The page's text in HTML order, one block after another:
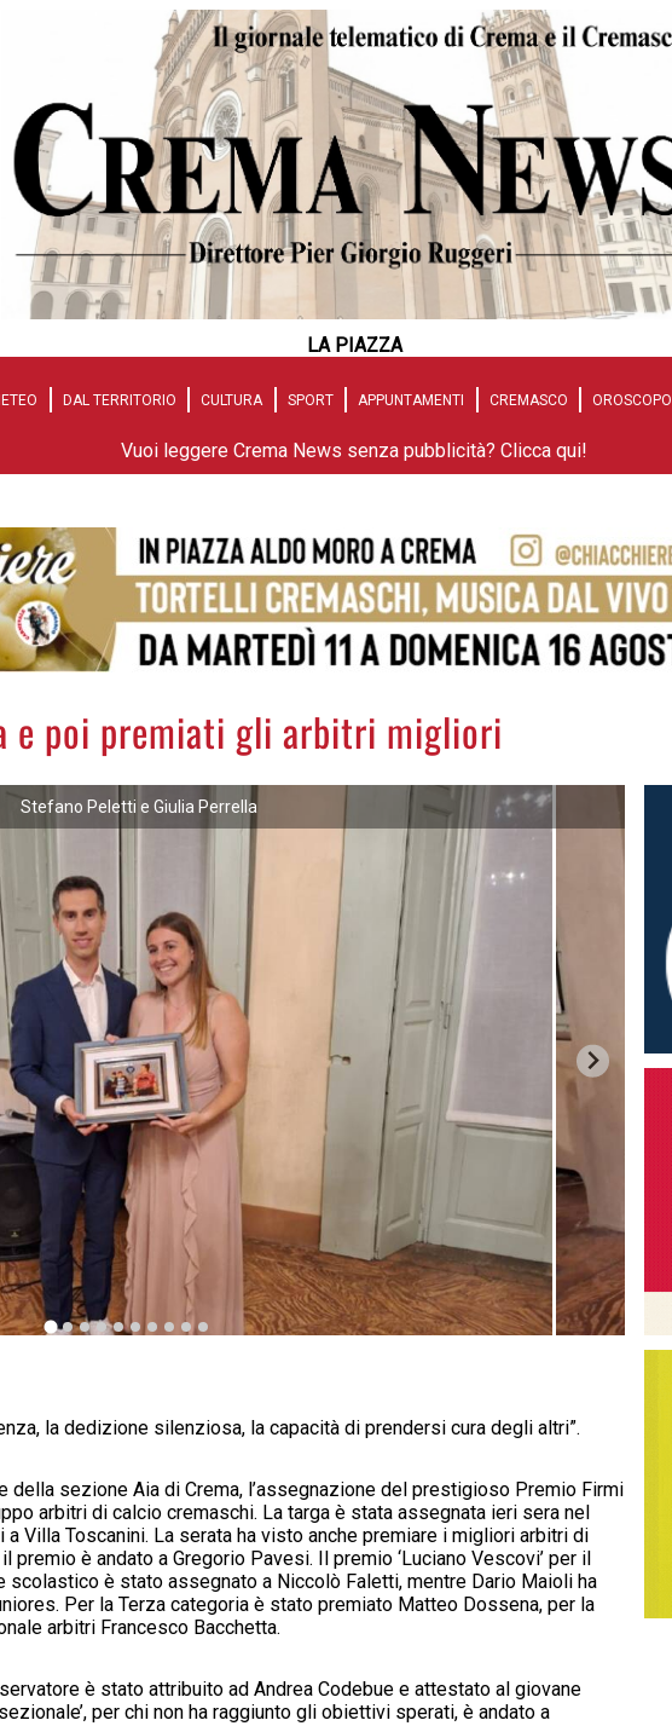
LA PIAZZA
DAL TERRITORIO CULTURA SPORT APPUNTAMENTI CREMASCO OROSCOPO
Vuoi leggere Crema News senza pubblicità? Clicca qui!
e poi premiati gli arbitri migliori
Stefano Peletti e Giulia Perrella
la dedizione silenziosa, la capacità di prendersi cura degli altri”.
sezione Aia di Crema, l’assegnazione del prestigioso Premio Firmi
arbitri di calcio cremaschi. La targa è stata assegnata ieri sera nel
Villa Toscanini. La serata ha visto anche premiare i migliori arbitri di
premio è andato a Gregorio Pavesi. Il premio ‘Luciano Vescovi’ per il
è stato assegnato a Niccolò Faletti, mentre Dario Maioli ha
Per la Terza categoria è stato premiato Matteo Dossena, per la
arbitri Francesco Bacchetta.
è stato attribuito ad Andrea Codebue e attestato al giovane
per chi non ha raggiunto gli obiettivi sperati, è andato a